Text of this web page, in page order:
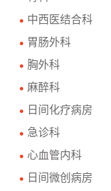
● 中西医结合科
● 胃肠外科
● 胸外科
● 麻醉科
● 日间化疗病房
● 急诊科
● 心血管内科
● 日间微创病房